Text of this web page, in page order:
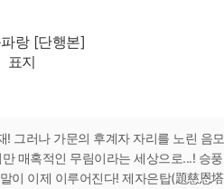
그러나 가문의 후계자 자리를 노린 음모
매혹적인 무림이라는 세상으로...! 승풍
이 이제 이루어진다! 제자은탑(題慈恩